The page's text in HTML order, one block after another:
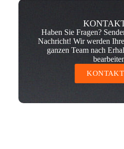
Haben Sie Fragen?
Nachricht! Wir werden
ganzen Team nach